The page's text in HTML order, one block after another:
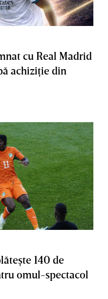
cu Real Madrid
achiziţie din
140 de
omul-spectacol